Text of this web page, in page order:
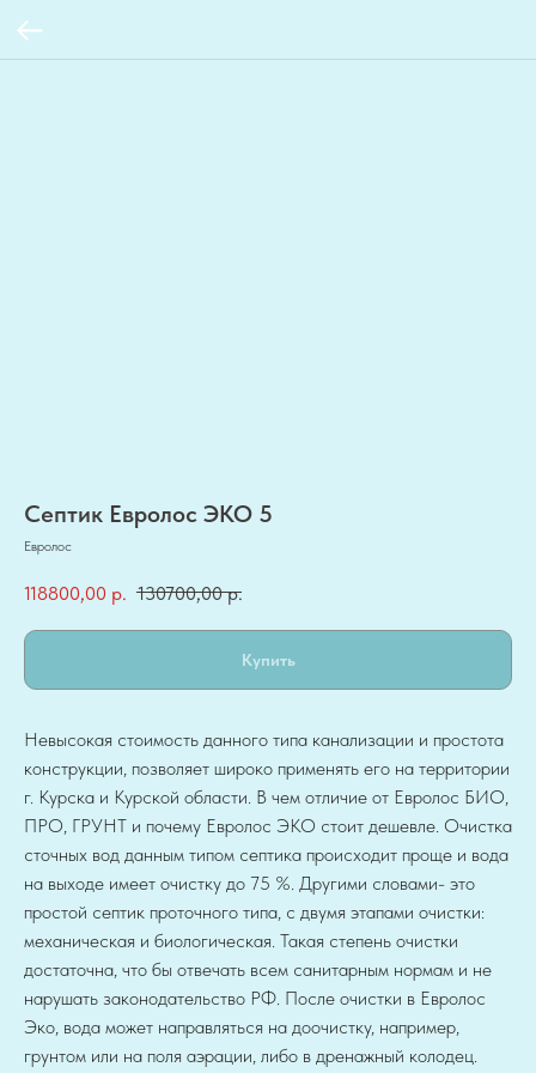
Септик Евролос ЭКО 5
Евролос
118800,00 р. 130700,00 р.
Купить
Невысокая стоимость данного типа канализации и простота
конструкции, позволяет широко применять его на территории
г. Курска и Курской области. В чем отличие от Евролос БИО,
ПРО, ГРУНТ и почему Евролос ЭКО стоит дешевле. Очистка
сточных вод данным типом септика происходит проще и вода
на выходе имеет очистку до 75 %. Другими словами- это
простой септик проточного типа, с двумя этапами очистки:
механическая и биологическая. Такая степень очистки
достаточна, что бы отвечать всем санитарным нормам и не
нарушать законодательство РФ. После очистки в Евролос
Эко, вода может направляться на доочистку, например,
грунтом или на поля аэрации, либо в дренажный колодец.